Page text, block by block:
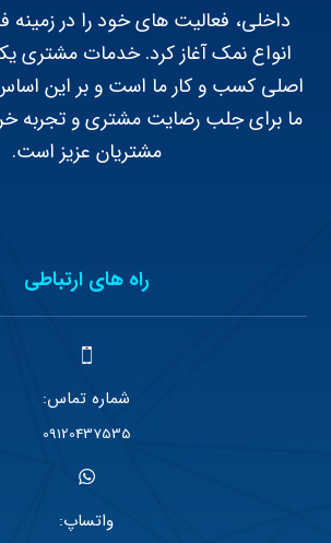
داخلی، فعالیت های خود را در
انواع نمک آغاز کرد. خدمات مشتری
اصلی کسب و کار ما است و بر این
ما برای جلب رضایت مشتری و تجربه
مشتریان عزیز است.
راه های ارتباطی
شماره تماس:
09120437535
واتساپ: